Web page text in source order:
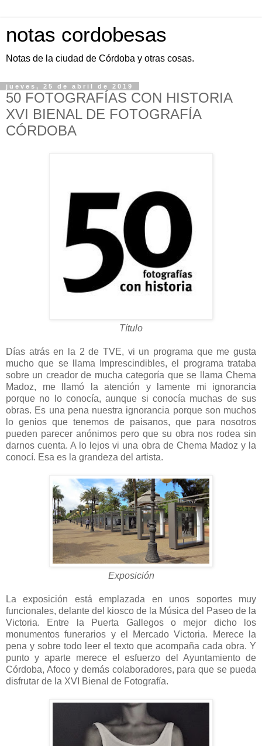
notas cordobesas
Notas de la ciudad de Córdoba y otras cosas.
jueves, 25 de abril de 2019
50 FOTOGRAFÍAS CON HISTORIA
XVI BIENAL DE FOTOGRAFÍA
CÓRDOBA
Título
Días atrás en la 2 de TVE, vi un programa que me gusta
mucho que se llama Imprescindibles, el programa trataba
sobre un creador de mucha categoría que se llama Chema
Madoz, me llamó la atención y lamente mi ignorancia
porque no lo conocía, aunque si conocía muchas de sus
obras. Es una pena nuestra ignorancia porque son muchos
lo genios que tenemos de paisanos, que para nosotros
pueden parecer anónimos pero que su obra nos rodea sin
darnos cuenta. A lo lejos vi una obra de Chema Madoz y la
conocí. Esa es la grandeza del artista.
Exposición
La exposición está emplazada en unos soportes muy
funcionales, delante del kiosco de la Música del Paseo de la
Victoria. Entre la Puerta Gallegos o mejor dicho los
monumentos funerarios y el Mercado Victoria. Merece la
pena y sobre todo leer el texto que acompaña cada obra. Y
punto y aparte merece el esfuerzo del Ayuntamiento de
Córdoba, Afoco y demás colaboradores, para que se pueda
disfrutar de la XVI Bienal de Fotografía.